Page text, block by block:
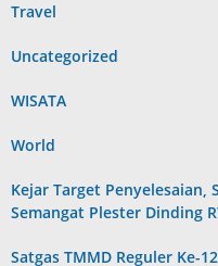
Travel
Uncategorized
WISATA
World
Kejar Target Penyelesaian,
Semangat Plester Dinding
Satgas TMMD Reguler Ke-